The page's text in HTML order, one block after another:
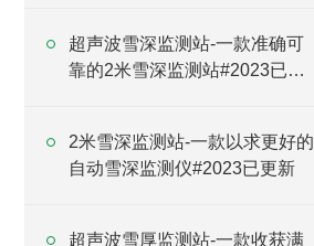
超声波雪深监测站-一款准确可
靠的2米雪深监测站#2023已更
2米雪深监测站-一款以求更好的
自动雪深监测仪#2023已更新
超声波雪厚监测站-一款收获满